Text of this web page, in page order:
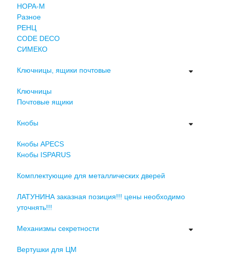
НОРА-М
Разное
РЕНЦ
СODE DECO
СИМЕКО
Ключницы, ящики почтовые
Ключницы
Почтовые ящики
Кнобы
Кнобы APECS
Кнобы ISPARUS
Комплектующие для металлических дверей
ЛАТУНИНА заказная позиция!!! цены необходимо
уточнять!!!
Механизмы секретности
Вертушки для ЦМ